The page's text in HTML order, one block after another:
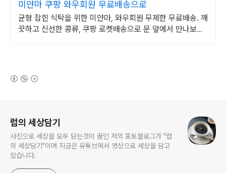
미얀마 쿠팡 와우회원 무료배송으로
균형 잡힌 식탁을 위한 미얀마, 와우회원 무제한 무료배송. 깨
끗하고 신선한 콩류, 쿠팡 로켓배송으로 문 앞에서 만나보세
럽의 세상담기
사진으로 세상을 모두 담는것이 꿈인 저의 포토블로그가 "럽
의 세상담기"이며 지금은 유튜브에서 영상으로 세상을 담고
있습니다.